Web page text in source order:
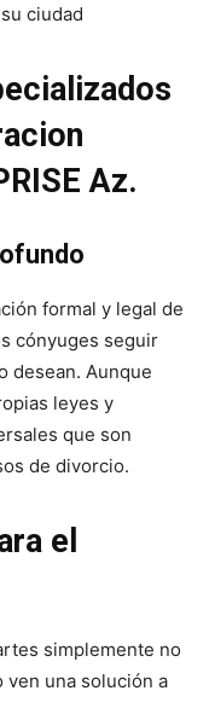
ciudad
Az.
formal y legal de
cónyuges seguir
desean. Aunque
leyes y
que son
de divorcio.
el
simplemente no
una solución a